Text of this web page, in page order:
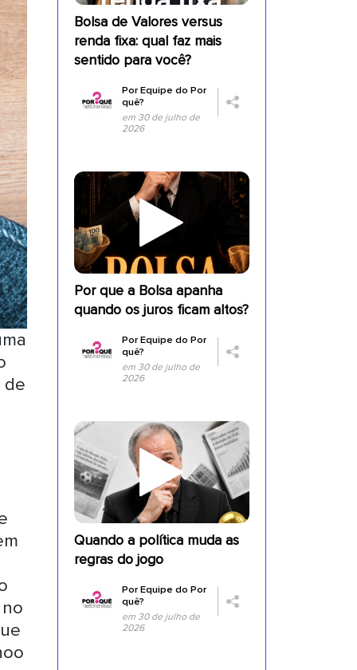
de
Bolsa de Valores versus
renda fixa: qual faz mais
sentido para você?
PorEquipe do Por
quê?
em 30 de julho de
2026
Por que a Bolsa apanha
quando os juros ficam altos?
PorEquipe do Por
quê?
em 30 de julho de
2026
Quando a política muda as
regras do jogo
PorEquipe do Por
quê?
em 30 de julho de
2026